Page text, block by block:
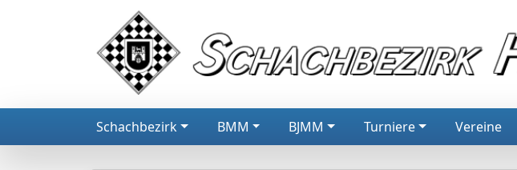
Schachbezirk BMM BJMM Turniere Vereine